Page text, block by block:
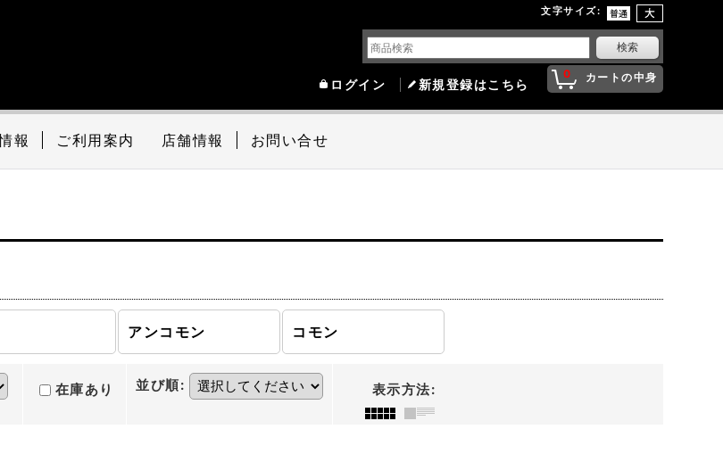
文字サイズ:
0 カートの中身
ログイン 新規登録はこちら
報 ご利用案内 店舗情報 お問い合せ
アンコモン コモン
在庫あり 並び順: 表示方法: